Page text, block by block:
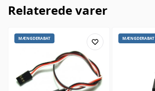
Relaterede varer
MÆNGDERABAT MÆNGDERABAT